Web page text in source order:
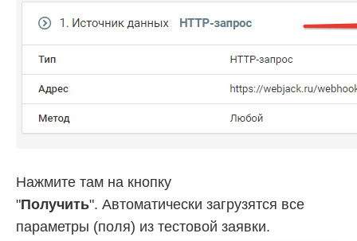
Нажмите там на кнопку
"Получить". Автоматически загрузятся все
параметры (поля) из тестовой заявки.